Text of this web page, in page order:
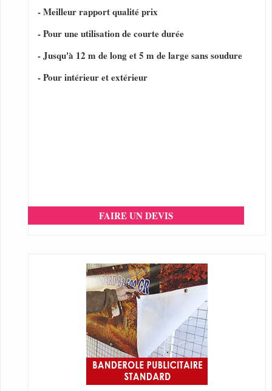
- Meilleur rapport qualité prix
- Pour une utilisation de courte durée
- Jusqu'à 12 m de long et 5 m de large sans soudure
- Pour intérieur et extérieur
FAIRE UN DEVIS